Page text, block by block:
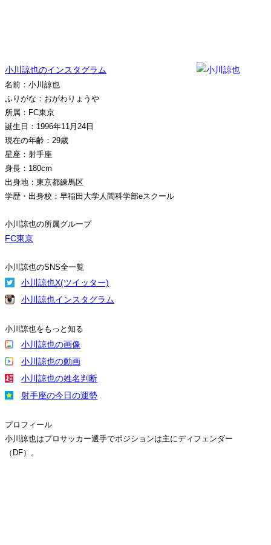
小川諒也のインスタグラム
名前：小川諒也
ふりがな：おがわりょうや
所属：FC東京
誕生日：1996年11月24日
現在の年齢：29歳
星座：射手座
身長：180cm
出身地：東京都練馬区
学歴・出身校：早稲田大学人間科学部eスクール
小川諒也の所属グループ
FC東京
小川諒也のSNS全一覧
小川諒也X(ツイッター)
小川諒也インスタグラム
小川諒也をもっと知る
小川諒也の画像
小川諒也の動画
小川諒也の姓名判断
射手座の今日の運勢
プロフィール
小川諒也はプロサッカー選手でポジションは主にディフェンダー
（DF）。